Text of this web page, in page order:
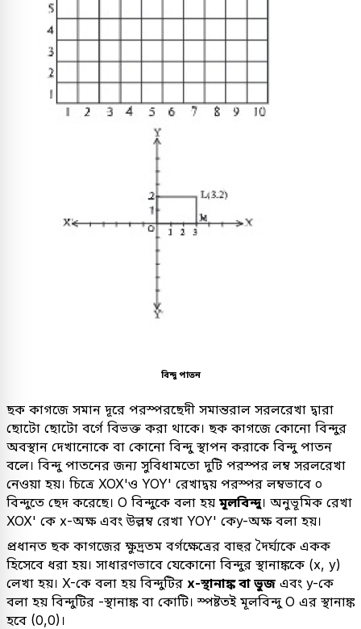
বিন্দু পাতন
ছক কাগজে সমান দূরে পরস্পরছেদী সমান্তরাল সরলরেখা দ্বারা
ছোটো ছোটো বর্গে বিভক্ত করা থাকে। ছক কাগজে কোনো বিন্দুর
অবস্থান দেখানোকে বা কোনো বিন্দু স্থাপন করাকে বিন্দু পাতন
বলে। বিন্দু পাতনের জন্য সুবিধামতো দুটি পরস্পর লম্ব সরলরেখা
নেওয়া হয়। চিত্রে XOX'ও YOY' রেখাদ্বয় পরস্পর লম্বভাবে ০
বিন্দুতে ছেদ করেছে। O বিন্দুকে বলা হয় মূলবিন্দু। অনুভূমিক রেখা
XOX' কে x-অক্ষ এবং উল্লম্ব রেখা YOY' কেy-অক্ষ বলা হয়।
প্রধানত ছক কাগজের ক্ষুদ্রতম বর্গক্ষেত্রের বাহুর দৈর্ঘ্যকে একক
হিসেবে ধরা হয়। সাধারণভাবে যেকোনো বিন্দুর স্থানাঙ্ককে (x, y)
লেখা হয়। X-কে বলা হয় বিন্দুটির x-স্থানাঙ্ক বা ভুজ এবং y-কে
বলা হয় বিন্দুটির -স্থানাঙ্ক বা কোটি। স্পষ্টতই মূলবিন্দু O এর স্থানাঙ্ক
হবে (0,0)।